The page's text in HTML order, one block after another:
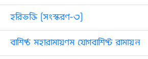
হরিভক্তি [সংস্করণ-৩]
বাশিষ্ঠ মহারামায়ণম যোগবাশিষ্ট রামায়ন